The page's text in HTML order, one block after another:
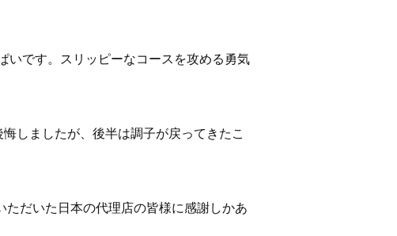
いです。スリッピーなコースを攻める勇気
しましたが、後半は調子が戻ってきたこ
だいた日本の代理店の皆様に感謝しかあ